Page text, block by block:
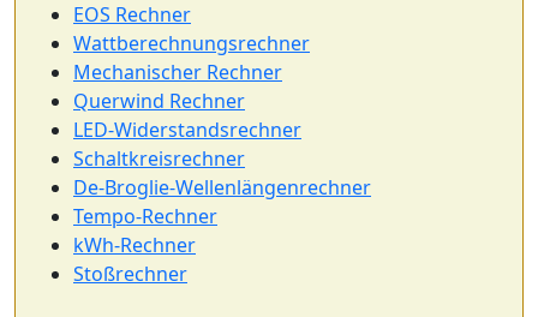
EOS Rechner
Wattberechnungsrechner
Mechanischer Rechner
Querwind Rechner
LED-Widerstandsrechner
Schaltkreisrechner
De-Broglie-Wellenlängenrechner
Tempo-Rechner
kWh-Rechner
Stoßrechner